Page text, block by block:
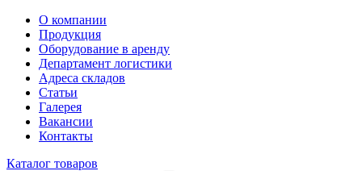
О компании
Продукция
Оборудование в аренду
Департамент логистики
Адреса складов
Статьи
Галерея
Вакансии
Контакты
Каталог товаров